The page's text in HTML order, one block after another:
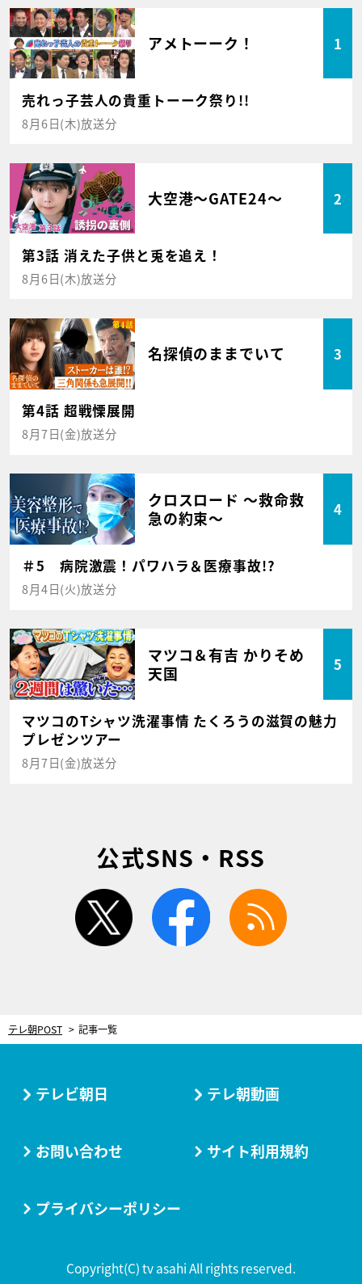
アメトーーク！ 1
売れっ子芸人の貴重トーーク祭り!!
8月6日(木)放送分
大空港～GATE24～ 2
第3話 消えた子供と兎を追え！
8月6日(木)放送分
名探偵のままでいて 3
第4話 超戦慄展開
8月7日(金)放送分
クロスロード ～救命救
急の約束～
4
＃5 病院激震！パワハラ＆医療事故!?
8月4日(火)放送分
マツコ＆有吉 かりそめ
天国
5
マツコのTシャツ洗濯事情 たくろうの滋賀の魅力
プレゼンツアー
8月7日(金)放送分
公式SNS・RSS
twitter facebook
テレ朝POST 記事一覧
テレビ朝日 テレ朝動画
お問い合わせ サイト利用規約
プライバシーポリシー
Copyright(C) tv asahi All rights reserved.